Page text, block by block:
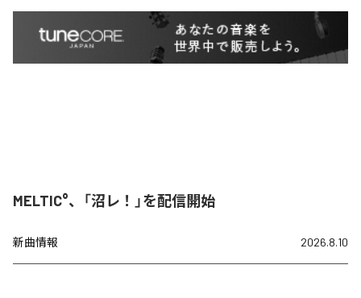
MELTIC°、「沼レ！」を配信開始
新曲情報 2026.8.10